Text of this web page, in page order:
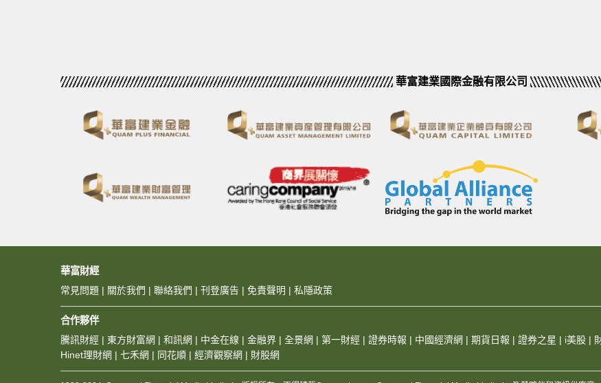
華富建業國際金融有限公司
華富財經
常見問題 | 關於我們 | 聯絡我們 | 刊登廣告 | 免責聲明 | 私隱政策
合作夥伴
騰訊財經 | 東方財富網 | 和訊網 | 中金在線 | 金融界 | 全景網 | 第一財經 | 證券時報 | 中國經濟網 | 期貨日報 | 證券之星 | i美股 |
Hinet理財網 | 七禾網 | 同花順 | 經濟觀察網 | 財股網